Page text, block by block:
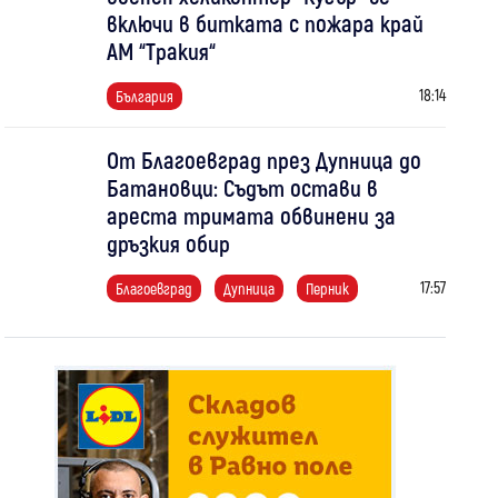
включи в битката с пожара край
АМ “Тракия“
България 18:14
От Благоевград през Дупница до
Батановци: Съдът остави в
ареста тримата обвинени за
дръзкия обир
Благоевград Дупница Перник 17:57